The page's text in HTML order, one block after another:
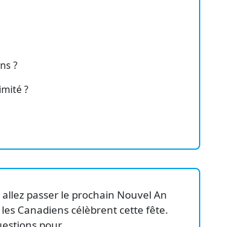
?
?
passer le prochain Nouvel An
Canadiens célèbrent cette fête.